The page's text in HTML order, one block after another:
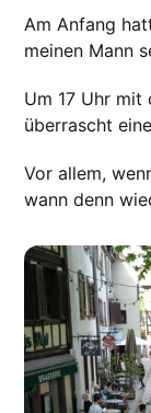
Am Anfang
meinen Mann
Um 17 Uhr
überrascht
Vor allem,
wann denn